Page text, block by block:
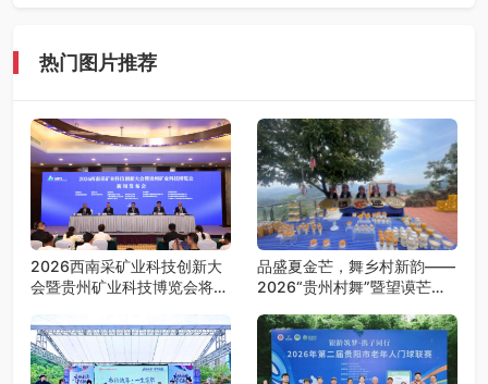
热门图片推荐
2026西南采矿业科技创新大
会暨贵州矿业科技博览会将在
品盛夏金芒，舞乡村新韵——
2026“贵州村舞”暨望谟芒果